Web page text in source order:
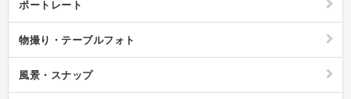
ポートレート
物撮り・テーブルフォト
風景・スナップ